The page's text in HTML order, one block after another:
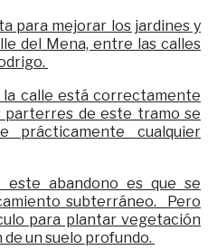
para mejorar los jardines y
del Mena, entre las calles
calle está correctamente
parterres de este tramo se
prácticamente cualquier
este abandono es que se
subterráneo. Pero
para plantar vegetación
un suelo profundo.